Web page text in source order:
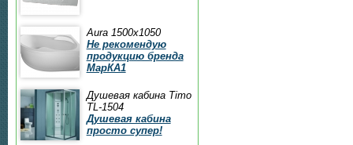
Aura 1500x1050
Не рекомендую
продукцию бренда
МарКА1
Душевая кабина Timo
TL-1504
Душевая кабина
просто супер!